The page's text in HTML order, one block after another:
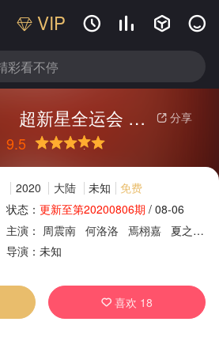
VIP    
 分享
超新星全运会 第三季
9.5
力荐
2020 大陆 未知
免费
状态： 更新至第20200806期 / 08-06
主演： 周震南 何洛洛 焉栩嘉 夏之光
导演： 未知
 喜欢 18